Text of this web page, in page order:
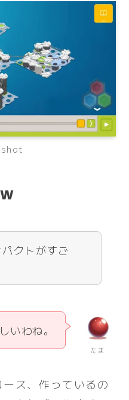
クトがすご
たま
いわね。
ス、作っているの